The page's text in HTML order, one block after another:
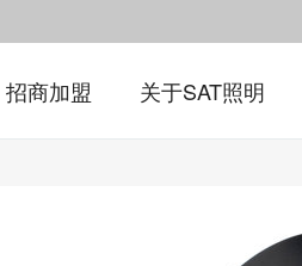
招商加盟 关于SAT照明